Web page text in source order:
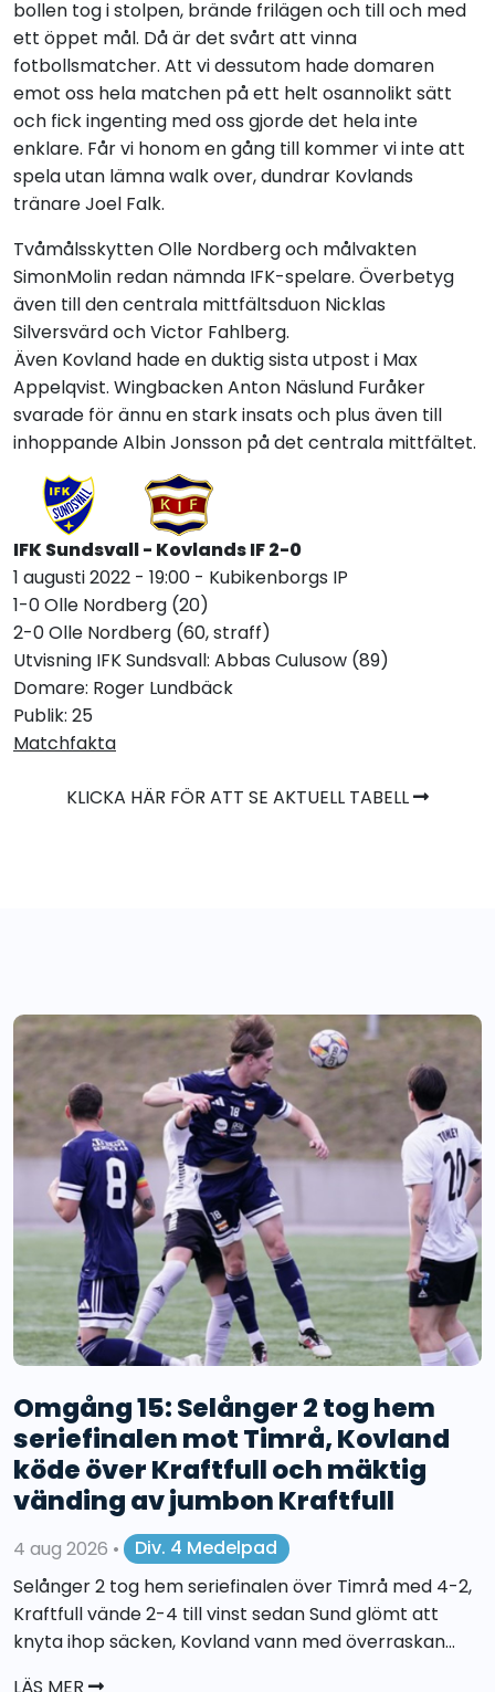
bollen tog i stolpen, brände frilägen och till och med
ett öppet mål. Då är det svårt att vinna
fotbollsmatcher. Att vi dessutom hade domaren
emot oss hela matchen på ett helt osannolikt sätt
och fick ingenting med oss gjorde det hela inte
enklare. Får vi honom en gång till kommer vi inte att
spela utan lämna walk over, dundrar Kovlands
tränare Joel Falk.
Tvåmålsskytten Olle Nordberg och målvakten
SimonMolin redan nämnda IFK-spelare. Överbetyg
även till den centrala mittfältsduon Nicklas
Silversvärd och Victor Fahlberg.
Även Kovland hade en duktig sista utpost i Max
Appelqvist. Wingbacken Anton Näslund Furåker
svarade för ännu en stark insats och plus även till
inhoppande Albin Jonsson på det centrala mittfältet.
IFK Sundsvall - Kovlands IF 2-0
1 augusti 2022 - 19:00 - Kubikenborgs IP
1-0 Olle Nordberg (20)
2-0 Olle Nordberg (60, straff)
Utvisning IFK Sundsvall: Abbas Culusow (89)
Domare: Roger Lundbäck
Publik: 25
Matchfakta
KLICKA HÄR FÖR ATT SE AKTUELL TABELL
Omgång 15: Selånger 2 tog hem
seriefinalen mot Timrå, Kovland
köde över Kraftfull och mäktig
vänding av jumbon Kraftfull
4 aug 2026 •
Div. 4 Medelpad
Selånger 2 tog hem seriefinalen över Timrå med 4-2,
Kraftfull vände 2-4 till vinst sedan Sund glömt att
knyta ihop säcken, Kovland vann med överraskan...
LÄS MER